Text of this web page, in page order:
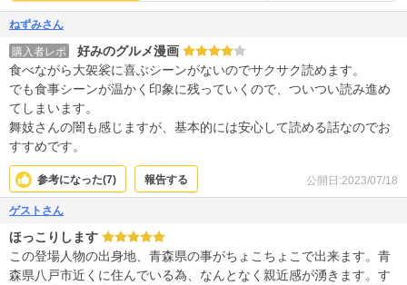
ねずみさん
購入者レポ
好みのグルメ漫画
食べながら大袈裟に喜ぶシーンがないのでサクサク読めます。
でも食事シーンが温かく印象に残っていくので、ついつい読み進め
てしまいます。
舞妓さんの闇も感じますが、基本的には安心して読める話なのでお
すすめです。
公開日:2023/07/18
参考になった(7) 報告する
ゲストさん
ほっこりします
この登場人物の出身地、青森県の事がちょこちょこで出来ます。青
森県八戸市近くに住んでいる為、なんとなく親近感が湧きます。す